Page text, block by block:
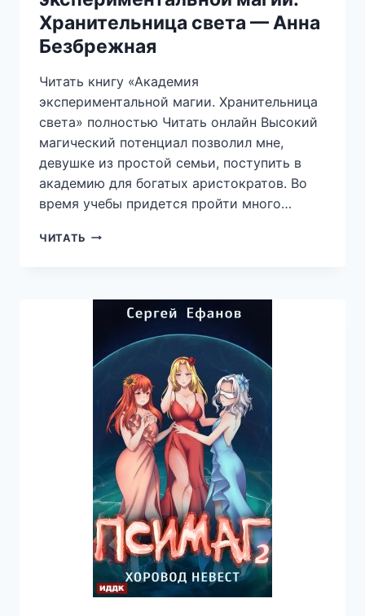
Хранительница света — Анна
Безбрежная
Читать книгу «Академия
экспериментальной магии. Хранительница
света» полностью Читать онлайн Высокий
магический потенциал позволил мне,
девушке из простой семьи, поступить в
академию для богатых аристократов. Во
время учебы придется пройти много…
ЧИТАТЬ АКАДЕМИЯ
СВЕТА
БЕЗБРЕЖНАЯ